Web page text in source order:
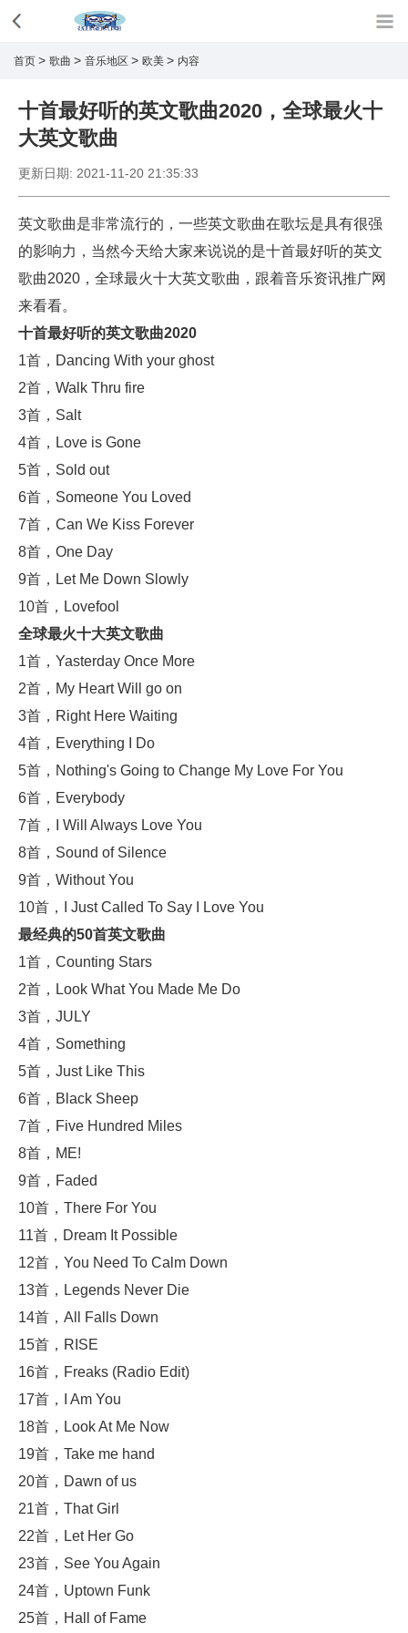
首页 > 歌曲 > 音乐地区 > 欧美 > 内容
十首最好听的英文歌曲2020，全球最火十
大英文歌曲
更新日期: 2021-11-20 21:35:33
英文歌曲是非常流行的，一些英文歌曲在歌坛是具有很强
的影响力，当然今天给大家来说说的是十首最好听的英文
歌曲2020，全球最火十大英文歌曲，跟着音乐资讯推广网
来看看。
十首最好听的英文歌曲2020
1首，Dancing With your ghost
2首，Walk Thru fire
3首，Salt
4首，Love is Gone
5首，Sold out
6首，Someone You Loved
7首，Can We Kiss Forever
8首，One Day
9首，Let Me Down Slowly
10首，Lovefool
全球最火十大英文歌曲
1首，Yasterday Once More
2首，My Heart Will go on
3首，Right Here Waiting
4首，Everything I Do
5首，Nothing's Going to Change My Love For You
6首，Everybody
7首，I Will Always Love You
8首，Sound of Silence
9首，Without You
10首，I Just Called To Say I Love You
最经典的50首英文歌曲
1首，Counting Stars
2首，Look What You Made Me Do
3首，JULY
4首，Something
5首，Just Like This
6首，Black Sheep
7首，Five Hundred Miles
8首，ME!
9首，Faded
10首，There For You
11首，Dream It Possible
12首，You Need To Calm Down
13首，Legends Never Die
14首，All Falls Down
15首，RISE
16首，Freaks (Radio Edit)
17首，I Am You
18首，Look At Me Now
19首，Take me hand
20首，Dawn of us
21首，That Girl
22首，Let Her Go
23首，See You Again
24首，Uptown Funk
25首，Hall of Fame